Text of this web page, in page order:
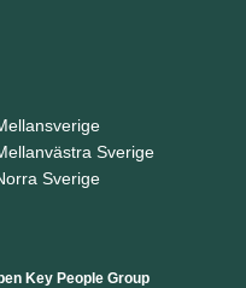
Sverige
Sverige
Key People Group